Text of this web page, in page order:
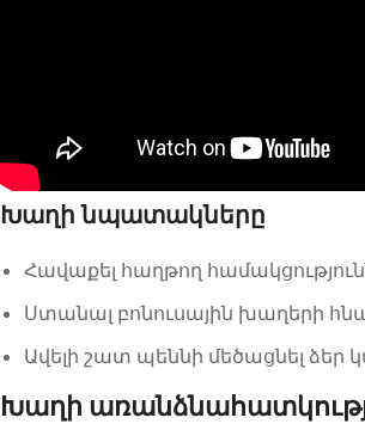
Խաղի նպատակները
Հավաքել հաղթող
Ստանալ բոնուսային խաղերի
Ավելի շատ պեննի մեծացնել ձեր
Խաղի